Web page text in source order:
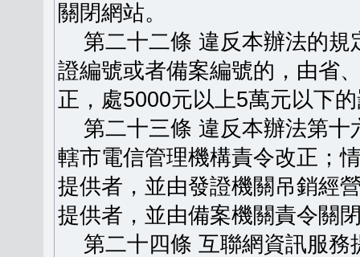
關閉網站。
第二十二條 違反本辦法的規
證編號或者備案編號的，由省
正，處5000元以上5萬元以下
第二十三條 違反本辦法第十
轄市電信管理機構責令改正；
提供者，並由發證機關吊銷經
提供者，並由備案機關責令關
第二十四條 互聯網資訊服務